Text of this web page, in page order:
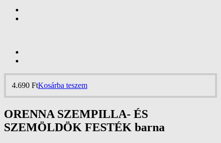
4.690 FtKosárba teszem
ORENNA SZEMPILLA- ÉS
SZEMÖLDÖK FESTÉK barna